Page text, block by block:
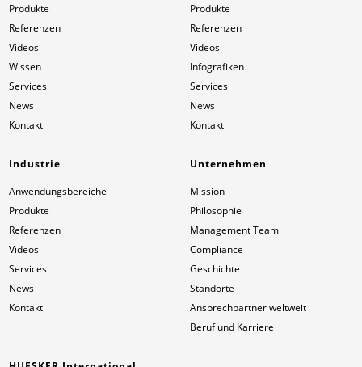
Produkte
Referenzen
Videos
Wissen
Services
News
Kontakt
Produkte
Referenzen
Videos
Infografiken
Services
News
Kontakt
Industrie
Anwendungsbereiche
Produkte
Referenzen
Videos
Services
News
Kontakt
Unternehmen
Mission
Philosophie
Management Team
Compliance
Geschichte
Standorte
Ansprechpartner weltweit
Beruf und Karriere